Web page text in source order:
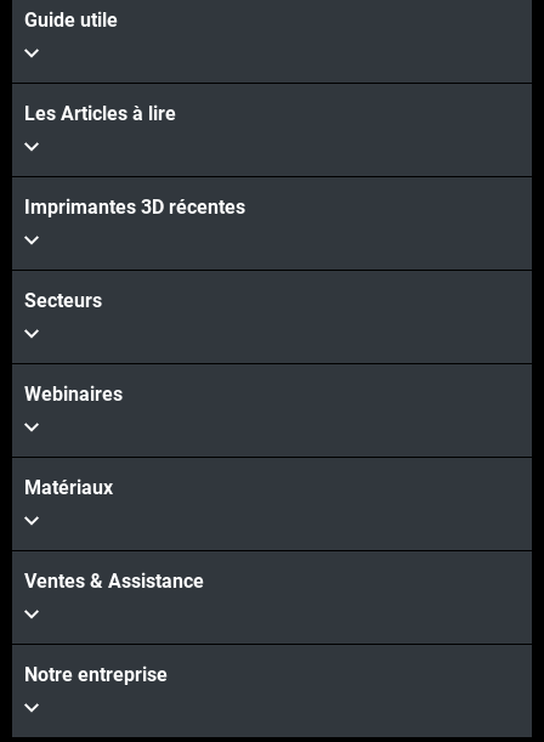
Guide utile
Les Articles à lire
Imprimantes 3D récentes
Secteurs
Webinaires
Matériaux
Ventes & Assistance
Notre entreprise